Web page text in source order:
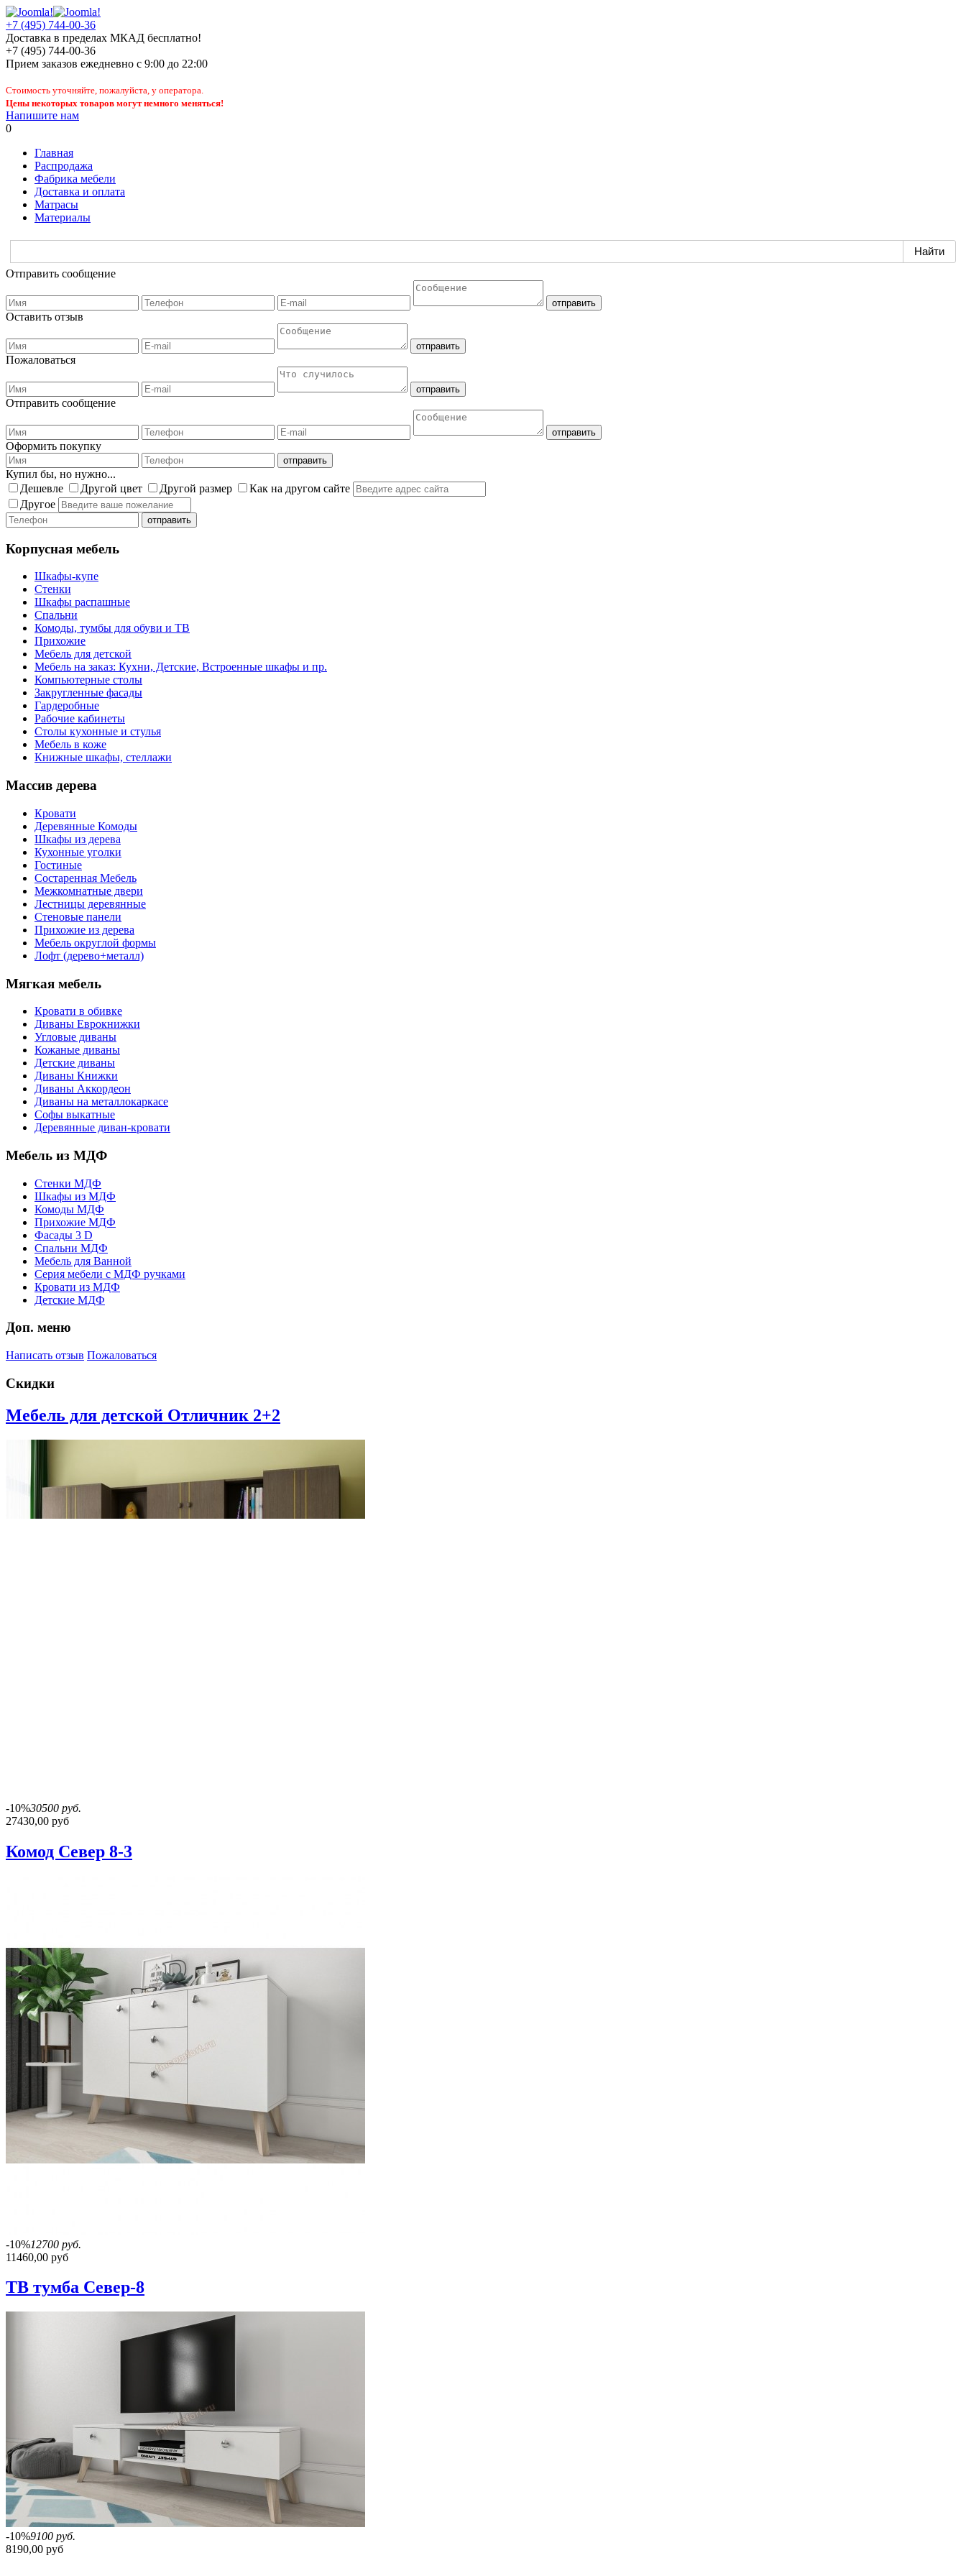
+7 (495) 744-00-36
Доставка в пределах МКАД бесплатно!
+7 (495) 744-00-36
Прием заказов ежедневно с 9:00 до 22:00
Стоимость уточняйте, пожалуйста, у оператора.
Цены некоторых товаров могут немного меняться!
Напишите нам
0
Главная
Распродажа
Фабрика мебели
Доставка и оплата
Матрасы
Материалы
Отправить сообщение
Оставить отзыв
Пожаловаться
Отправить сообщение
Оформить покупку
Купил бы, но нужно...
Дешевле
Другой цвет Другой размер
Как на другом сайте
Другое
Корпусная мебель
Шкафы-купе
Стенки
Шкафы распашные
Спальни
Комоды, тумбы для обуви и ТВ
Прихожие
Мебель для детской
Мебель на заказ: Кухни, Детские, Встроенные шкафы и пр.
Компьютерные столы
Закругленные фасады
Гардеробные
Рабочие кабинеты
Столы кухонные и стулья
Мебель в коже
Книжные шкафы, стеллажи
Массив дерева
Кровати
Деревянные Комоды
Шкафы из дерева
Кухонные уголки
Гостиные
Состаренная Мебель
Межкомнатные двери
Лестницы деревянные
Стеновые панели
Прихожие из дерева
Мебель округлой формы
Лофт (дерево+металл)
Мягкая мебель
Кровати в обивке
Диваны Еврокнижки
Угловые диваны
Кожаные диваны
Детские диваны
Диваны Книжки
Диваны Аккордеон
Диваны на металлокаркасе
Софы выкатные
Деревянные диван-кровати
Мебель из МДФ
Стенки МДФ
Шкафы из МДФ
Комоды МДФ
Прихожие МДФ
Фасады 3 D
Спальни МДФ
Мебель для Ванной
Серия мебели с МДФ ручками
Кровати из МДФ
Детские МДФ
Доп. меню
Написать отзыв Пожаловаться
Скидки
Мебель для детской Отличник 2+2
-10%30500 руб.
27430,00 руб
Комод Север 8-3
-10%12700 руб.
11460,00 руб
ТВ тумба Север-8
-10%9100 руб.
8190,00 руб